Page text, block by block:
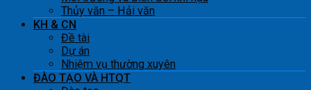
Thủy văn – Hải văn
KH & CN
Đề tài
Dự án
Nhiệm vụ thường xuyên
ĐÀO TẠO VÀ HTQT